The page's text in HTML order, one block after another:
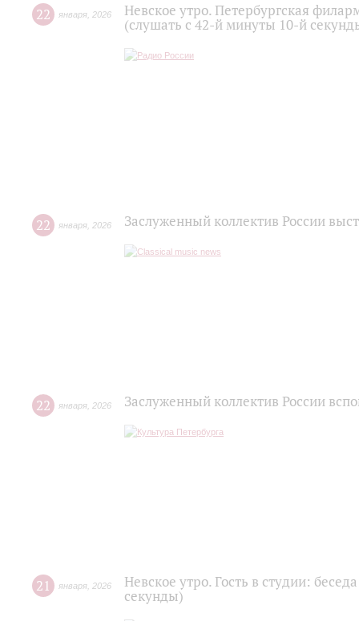
22 января 2026
Невское утро. Петербургская
(слушать с 42-й минуты 10-й
22 января 2026 Заслуженный коллектив России
22 января 2026 Заслуженный коллектив России
21 января 2026
Невское утро. Гость в студии:
секунды)